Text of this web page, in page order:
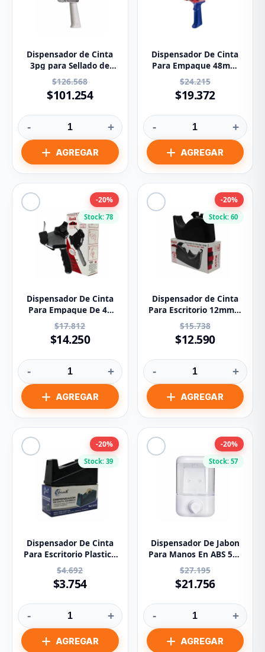
Dispensador de Cinta
3pg para Sellado de
Cajas H183 3M Scotch
$126.568
$101.254
- +
Dispensador De Cinta
Para Empaque 48mm
X100mts Ref 56424 Tesa
$24.215
$19.372
- +
Stock: 78
-20%
Dispensador De Cinta
Para Empaque De 48
Mm Rank 1070
$17.812
$14.250
- +
Stock: 60
-20%
Dispensador de Cinta
Para Escritorio 12mm x
50m Rank 1058
$15.738
$12.590
- +
Stock: 39
-20%
Dispensador De Cinta
Para Escritorio Plastico
12mm X 20m GP-503
$4.692
$3.754
- +
Stock: 57
-20%
Dispensador De Jabon
Para Manos En ABS 500
Ml
$27.195
$21.756
- +